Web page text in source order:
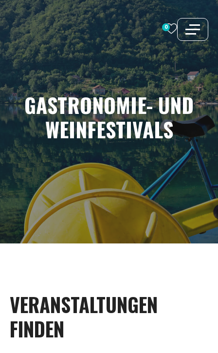
Zum
Inhalt
springen
0
GASTRONOMIE-UND
WEINFESTIVALS
VERANSTALTUNGEN
FINDEN